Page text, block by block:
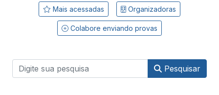
Mais acessadas Organizadoras
Colabore enviando provas
Pesquisar